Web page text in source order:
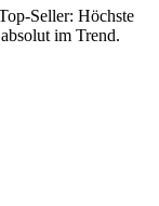
Seller: Höchste
im Trend.